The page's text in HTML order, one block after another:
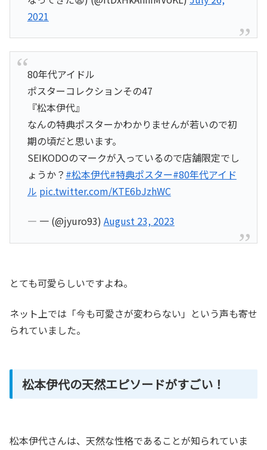
2021
80年代アイドル
ポスターコレクションその47
『松本伊代』
なんの特典ポスターかわかりませんが若いので初
期の頃だと思います。
SEIKODOのマークが入っているので店舗限定でし
ょうか？ #松本伊代#特典ポスター#80年代アイド
ル pic.twitter.com/KTE6bJzhWC
— 一 (@jyuro93) August 23, 2023
とても可愛らしいですよね。
ネット上では「今も可愛さが変わらない」という声も寄せ
られていました。
松本伊代の天然エピソードがすごい！
松本伊代さんは、天然な性格であることが知られていま